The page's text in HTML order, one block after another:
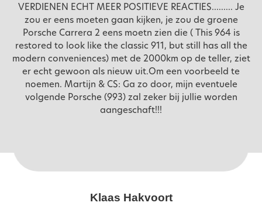
VERDIENEN ECHT MEER POSITIEVE REACTIES......... Je
zou er eens moeten gaan kijken, je zou de groene
Porsche Carrera 2 eens moetn zien die ( This 964 is
restored to look like the classic 911, but still has all the
modern conveniences) met de 2000km op de teller, ziet
er echt gewoon als nieuw uit.Om een voorbeeld te
noemen. Martijn & CS: Ga zo door, mijn eventuele
volgende Porsche (993) zal zeker bij jullie worden
aangeschaft!!!
Klaas Hakvoort